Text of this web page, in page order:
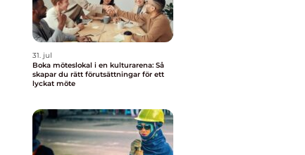
31. jul
Boka möteslokal i en kulturarena: Så
skapar du rätt förutsättningar för ett
lyckat möte